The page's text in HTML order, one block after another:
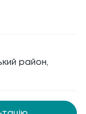
район,